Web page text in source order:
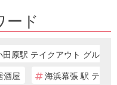
ード
田原駅 テイクアウト グル
酒屋
海浜幕張 駅 テ